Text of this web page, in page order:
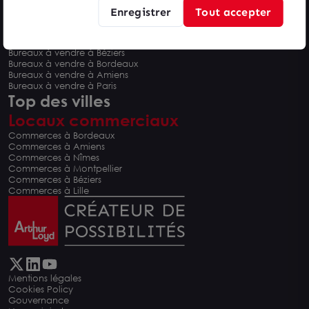
Bureaux à vendre
Bureaux à vendre à Montpellier
Bureaux à vendre à Béziers
Bureaux à vendre à Bordeaux
Bureaux à vendre à Amiens
Bureaux à vendre à Paris
Top des villes
Locaux commerciaux
Commerces à Bordeaux
Commerces à Amiens
Commerces à Nîmes
Commerces à Montpellier
Commerces à Béziers
Commerces à Lille
Mentions légales
Cookies Policy
Gouvernance
Enregistrer Tout accepter